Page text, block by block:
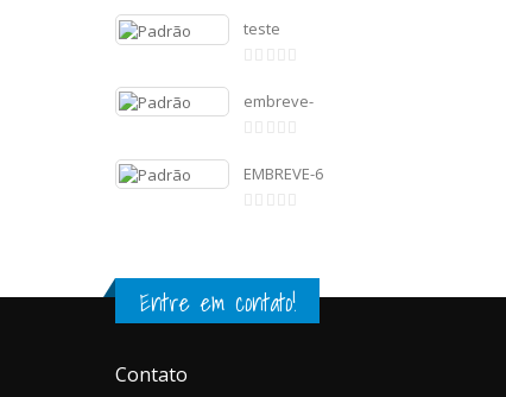
teste
embreve-
5
EMBREVE-6
Entre em contato!
Contato